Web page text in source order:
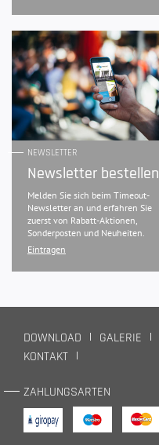
NEWSLETTER
Newsletter bestellen
Melden Sie sich beim Timeout-
Newsletter an und erfahren Sie
zuerst von Rabatt-Aktionen,
Sonderposten und Neuheiten.
Eintragen
DOWNLOAD GALERIE
KONTAKT
ZAHLUNGSARTEN